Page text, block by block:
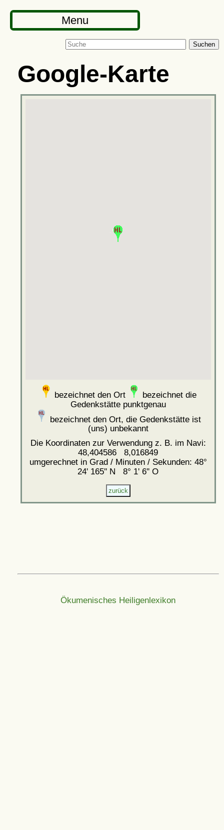
Menu
Suchen
Google-Karte
bezeichnet den Ort
bezeichnet die
Gedenkstätte punktgenau
bezeichnet den Ort, die Gedenkstätte ist
(uns) unbekannt
Die Koordinaten zur Verwendung z. B. im Navi:
48,404586 8,016849
umgerechnet in Grad / Minuten / Sekunden: 48°
24' 165'' N 8° 1' 6'' O
Ökumenisches Heiligenlexikon